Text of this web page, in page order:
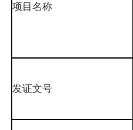
项目名称
发证文号